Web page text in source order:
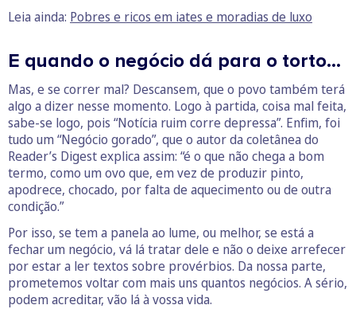
Leia ainda: Pobres e ricos em iates e moradias de luxo
E quando o negócio dá para o torto…
Mas, e se correr mal? Descansem, que o povo também terá
algo a dizer nesse momento. Logo à partida, coisa mal feita,
sabe-se logo, pois “Notícia ruim corre depressa”. Enfim, foi
tudo um “Negócio gorado”, que o autor da coletânea do
Reader’s Digest explica assim: “é o que não chega a bom
termo, como um ovo que, em vez de produzir pinto,
apodrece, chocado, por falta de aquecimento ou de outra
condição.”
Por isso, se tem a panela ao lume, ou melhor, se está a
fechar um negócio, vá lá tratar dele e não o deixe arrefecer
por estar a ler textos sobre provérbios. Da nossa parte,
prometemos voltar com mais uns quantos negócios. A sério,
podem acreditar, vão lá à vossa vida.